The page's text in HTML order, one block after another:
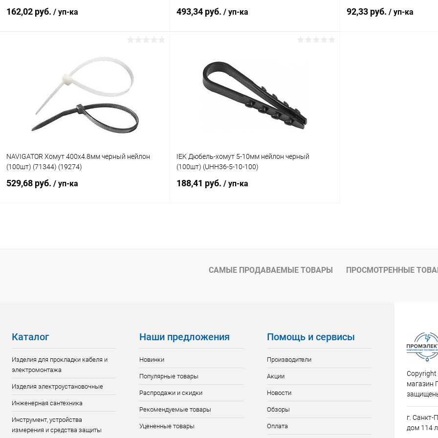
162,02 руб. / уп-ка
К сравнению
В избранное В наличии
493,34 руб. / уп-ка
Купить в 1 клик
В избранное В наличии
92,33 руб. / уп-ка
NAVIGATOR Хомут 400х4.8мм черный нейлон
(100шт) (71344) (19274)
529,68 руб. / уп-ка
Купить в 1 клик К сравнению
IEK Дюбель-хомут 5-10мм нейлон черный
(100шт) (UHH36-5-10-100)
188,41 руб. / уп-ка
Купить в 1 клик К сравнению
В избранное В наличии
САМЫЕ ПРОДАВАЕМЫЕ ТОВАРЫ ПРОСМОТРЕННЫЕ
Каталог
Изделия для прокладки кабеля и
электромонтажа
Изделия электроустановочные
Инженерная сантехника
Инструмент, устройства
измерения и средства защиты
Наши предложения
Новинки
Популярные товары
Распродажи и скидки
Рекомендуемые товары
Уцененные товары
Помощь и сервисы
Производители
Акции
Новости
Обзоры
Оплата
Copyright
магазин
г. Санкт-
дом 114